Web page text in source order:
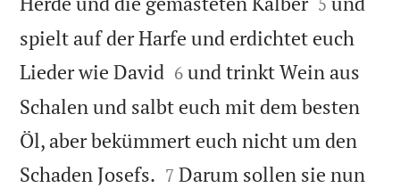
spielt auf der Harfe und erdichtet euch
Lieder wie David 

6 und trinkt Wein aus
Schalen und salbt euch mit dem besten
Öl, aber bekümmert euch nicht um den
Schaden Josefs. 

7 Darum sollen sie nun